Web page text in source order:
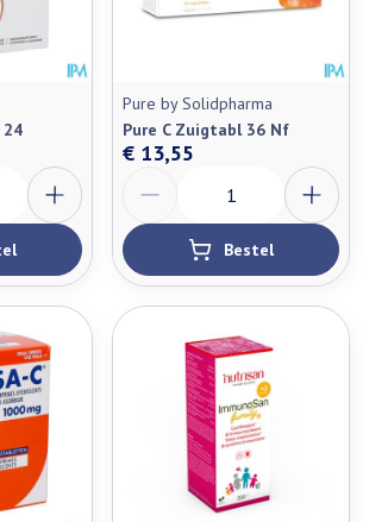
24
Pure by Solidpharma
Pure C Zuigtabl 36 Nf
€ 13,55
Bestel